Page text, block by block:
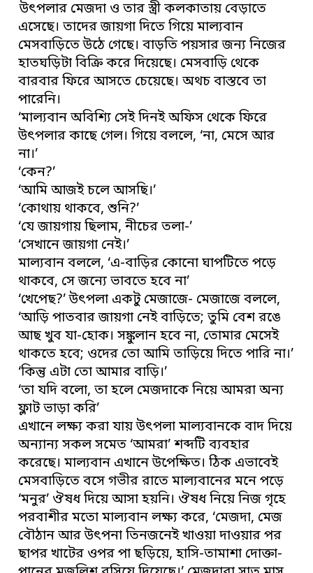
উৎপলার মেজদা ও তার স্ত্রী কলকাতায় বেড়াতে
এসেছে। তাদের জায়গা দিতে গিয়ে মাল্যবান
মেসবাড়িতে উঠে গেছে। বাড়তি পয়সার জন্য নিজের
হাতঘড়িটা বিক্রি করে দিয়েছে। মেসবাড়ি থেকে
বারবার ফিরে আসতে চেয়েছে। অথচ বাস্তবে তা
পারেনি।
‘মাল্যবান অবিশ্যি সেই দিনই অফিস থেকে ফিরে
উৎপলার কাছে গেল। গিয়ে বললে, ‘না, মেসে আর
না।’
‘কেন?’
‘আমি আজই চলে আসছি।’
‘কোথায় থাকবে, শুনি?’
‘যে জায়গায় ছিলাম, নীচের তলা-’
‘সেখানে জায়গা নেই।’
মাল্যবান বললে, ‘এ-বাড়ির কোনো ঘাপটিতে পড়ে
থাকবে, সে জন্যে ভাবতে হবে না’
‘খেপেছ?’ উৎপলা একটু মেজাজে- মেজাজে বললে,
‘আড়ি পাতবার জায়গা নেই বাড়িতে; তুমি বেশ রঙে
আছ খুব যা-হোক। সঙ্কুলান হবে না, তোমার মেসেই
থাকতে হবে; ওদের তো আমি তাড়িয়ে দিতে পারি না।’
‘কিন্তু এটা তো আমার বাড়ি।’
‘তা যদি বলো, তা হলে মেজদাকে নিয়ে আমরা অন্য
ফ্লাট ভাড়া করি’
এখানে লক্ষ্য করা যায় উৎপলা মাল্যবানকে বাদ দিয়ে
অন্যান্য সকল সমেত ‘আমরা’ শব্দটি ব্যবহার
করেছে। মাল্যবান এখানে উপেক্ষিত। ঠিক এভাবেই
মেসবাড়িতে বসে গভীর রাতে মাল্যবানের মনে পড়ে
‘মনুর’ ঔষধ দিয়ে আসা হয়নি। ঔষধ নিয়ে নিজ গৃহে
পরবাশীর মতো মাল্যবান লক্ষ্য করে, ‘মেজদা, মেজ
বৌঠান আর উৎপনা তিনজনেই খাওয়া দাওয়ার পর
ছাপর খাটের ওপর পা ছড়িয়ে, হাসি-তামাশা দোক্তা-